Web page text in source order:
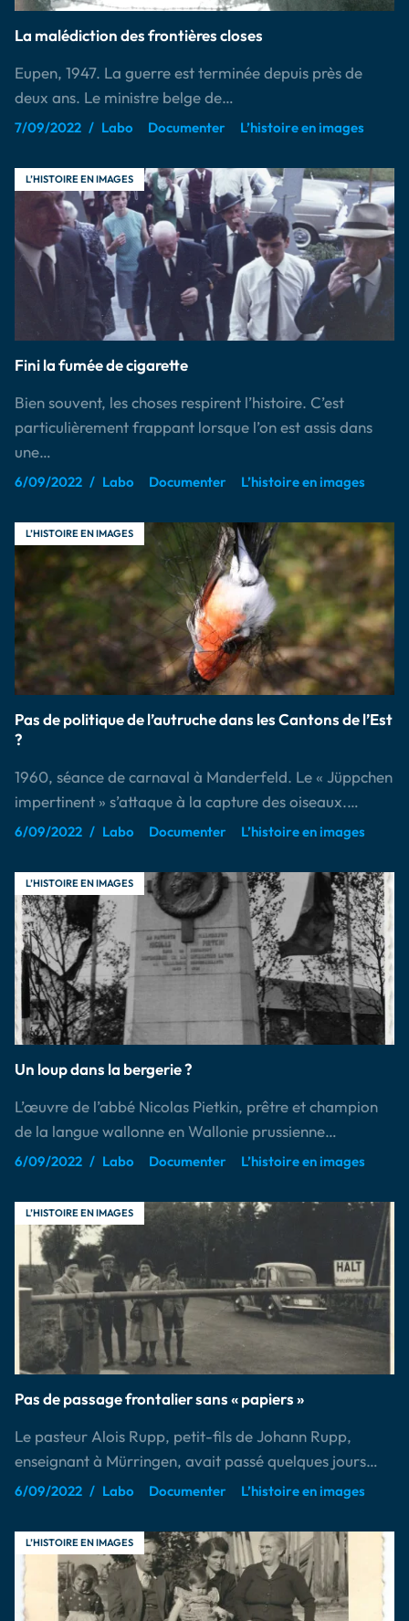
La malédiction des frontières closes
Eupen, 1947. La guerre est terminée depuis près de
deux ans. Le ministre belge de…
7/09/2022 Labo Documenter L’histoire en images
L’HISTOIRE EN IMAGES
Fini la fumée de cigarette
Bien souvent, les choses respirent l’histoire. C’est
particulièrement frappant lorsque l’on est assis dans
une…
6/09/2022 Labo Documenter L’histoire en images
L’HISTOIRE EN IMAGES
Pas de politique de l’autruche dans les Cantons de l’Est
?
1960, séance de carnaval à Manderfeld. Le « Jüppchen
impertinent » s’attaque à la capture des oiseaux.…
6/09/2022 Labo Documenter L’histoire en images
L’HISTOIRE EN IMAGES
Un loup dans la bergerie ?
L’œuvre de l’abbé Nicolas Pietkin, prêtre et champion
de la langue wallonne en Wallonie prussienne…
6/09/2022 Labo Documenter L’histoire en images
L’HISTOIRE EN IMAGES
Pas de passage frontalier sans « papiers »
Le pasteur Alois Rupp, petit-fils de Johann Rupp,
enseignant à Mürringen, avait passé quelques jours…
6/09/2022 Labo Documenter L’histoire en images
L’HISTOIRE EN IMAGES